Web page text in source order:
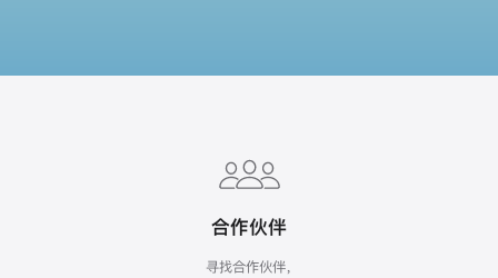
合作伙伴
寻找合作伙伴，